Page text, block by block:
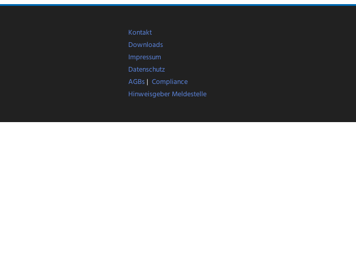
Gebäudereinigung,
Kontakt
Downloads
Impressum
Datenschutz
AGBs | Compliance
Hinweisgeber Meldestelle